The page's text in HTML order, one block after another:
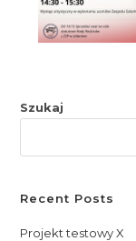
Szukaj
Recent Posts
Projekt testowy X